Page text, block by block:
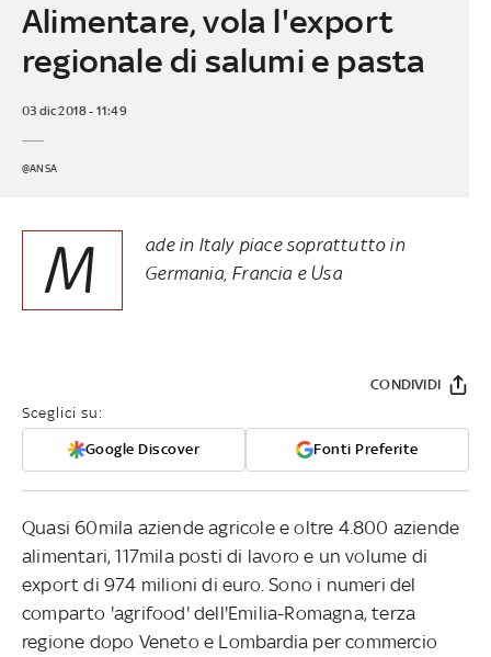
Alimentare, vola l'export
regionale di salumi e pasta
03 dic 2018 - 11:49
@ANSA
M
ade in Italy piace soprattutto in
Germania, Francia e Usa
Sceglici su:
Google Discover Fonti Preferite
CONDIVIDI
Quasi 60mila aziende agricole e oltre 4.800 aziende
alimentari, 117mila posti di lavoro e un volume di
export di 974 milioni di euro. Sono i numeri del
comparto 'agrifood' dell'Emilia-Romagna, terza
regione dopo Veneto e Lombardia per commercio